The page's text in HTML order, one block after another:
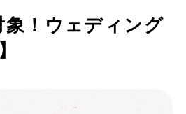
象！ウェディング